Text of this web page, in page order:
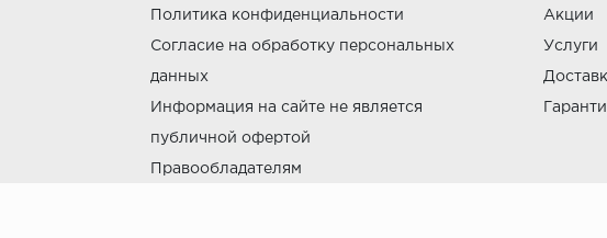
Политика конфиденциальности
Согласие на обработку персональных
данных
Информация на сайте не является
публичной офертой
Правообладателям
Акции
Услуги